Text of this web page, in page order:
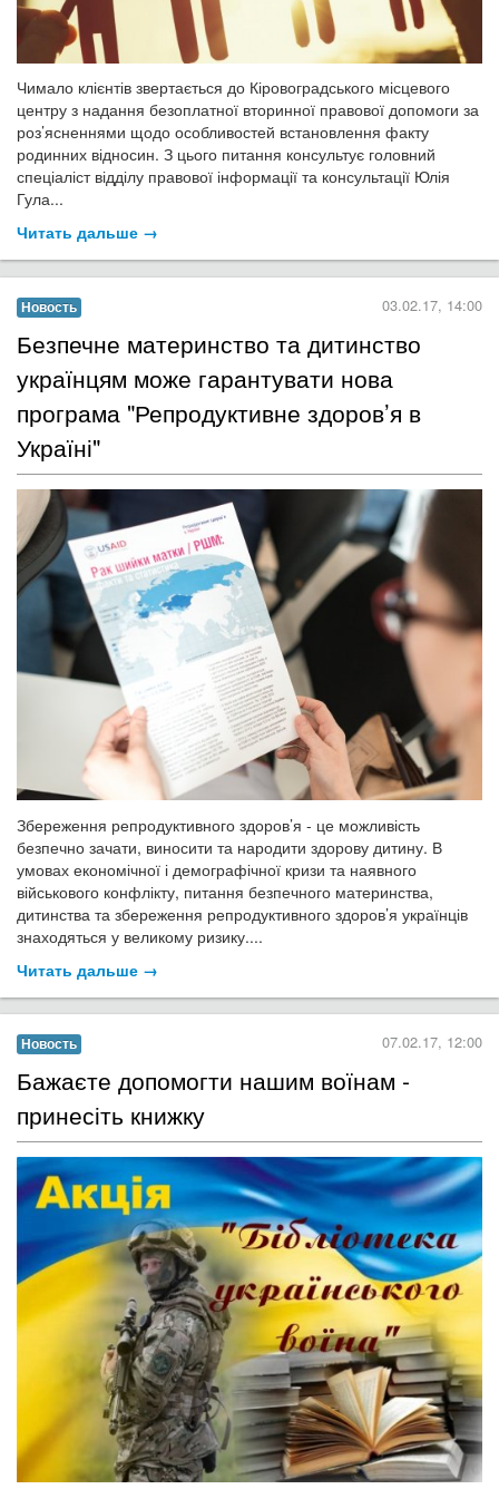
Чимало клієнтів звертається до Кіровоградського місцевого
центру з надання безоплатної вторинної правової допомоги за
роз’ясненнями щодо особливостей встановлення факту
родинних відносин. З цього питання консультує головний
спеціаліст відділу правової інформації та консультації Юлія
Гула...
Читать дальше →
Новость 03.02.17, 14:00
Безпечне материнство та дитинство
українцям може гарантувати нова
програма "Репродуктивне здоров’я в
Україні"
Збереження репродуктивного здоров’я - це можливість
безпечно зачати, виносити та народити здорову дитину. В
умовах економічної і демографічної кризи та наявного
військового конфлікту, питання безпечного материнства,
дитинства та збереження репродуктивного здоров’я українців
знаходяться у великому ризику....
Читать дальше →
Новость 07.02.17, 12:00
Бажаєте допомогти нашим воїнам -
принесіть книжку